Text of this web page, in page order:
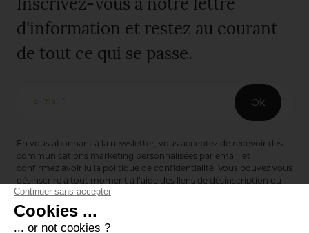
Inscrivez-vous à notre lettre
d'information et restez au courant
de tout ce qui se passe.
E-mail * Ok
En vous abonnant à la newsletter, vous acceptez de recevoir des
communications marketing personnalisées par email, et
confirmez avoir lu la politique de confidentialité. Vous pouvez vous
désinscrire à tout moment à l’aide des liens de désinscription ou
en nous contactant via notre formulaire de contact :
Editions de Bionnay